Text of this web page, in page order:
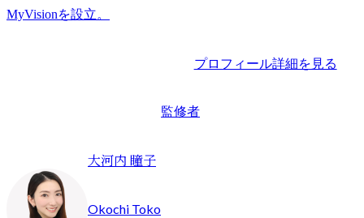
プロフィール詳細を見る
監修者
大河内 瞳子
Okochi Toko